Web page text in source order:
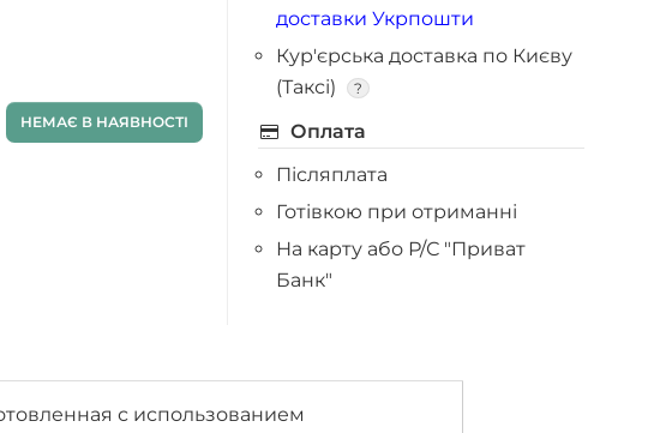
НЕМАЄ В НАЯВНОСТІ
доставки Укрпошти
Кур'єрська доставка по Києву
(Таксі)
?
Оплата
Післяплата
Готівкою при отриманні
На карту або Р/С "Приват
Банк"
с использованием